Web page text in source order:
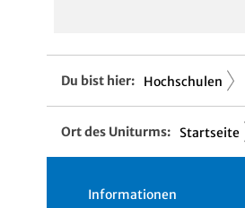
Du bist hier: Hochschulen
Ort des Uniturms: Startseite
Informationen